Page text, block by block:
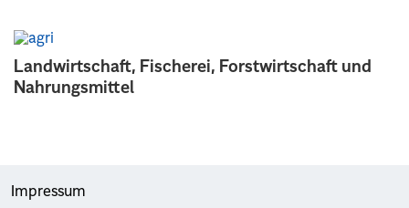
Landwirtschaft, Fischerei, Forstwirtschaft und
Nahrungsmittel
Impressum